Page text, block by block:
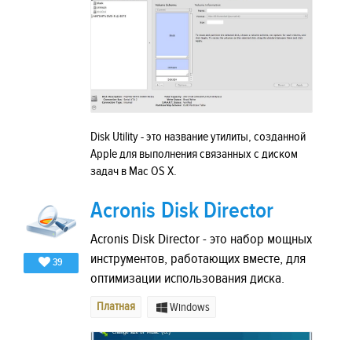
Disk Utility - это название утилиты, созданной
Apple для выполнения связанных с диском
задач в Mac OS X.
39
Acronis Disk Director
Acronis Disk Director - это набор мощных
инструментов, работающих вместе, для
оптимизации использования диска.
Платная Windows